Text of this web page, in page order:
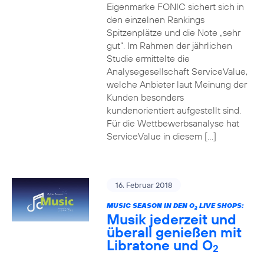
Eigenmarke FONIC sichert sich in
den einzelnen Rankings
Spitzenplätze und die Note „sehr
gut“. Im Rahmen der jährlichen
Studie ermittelte die
Analysegesellschaft ServiceValue,
welche Anbieter laut Meinung der
Kunden besonders
kundenorientiert aufgestellt sind.
Für die Wettbewerbsanalyse hat
ServiceValue in diesem […]
16. Februar 2018
MUSIC SEASON IN DEN O2LIVE SHOPS:
Musik jederzeit und
überall genießen mit
Libratone und O2